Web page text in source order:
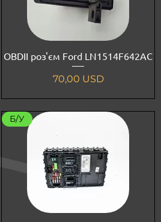
OBDII роз'єм Ford LN1514F642AC
Ціна
70,00 USD
Б/У